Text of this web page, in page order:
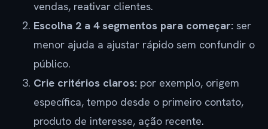
vendas, reativar clientes.
Escolha 2 a 4 segmentos para começar: ser
menor ajuda a ajustar rápido sem confundir o
público.
Crie critérios claros: por exemplo, origem
específica, tempo desde o primeiro contato,
produto de interesse, ação recente.